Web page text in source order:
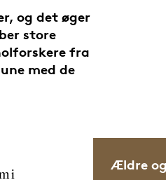
og det øger
store
fra
med de
i
Ældre